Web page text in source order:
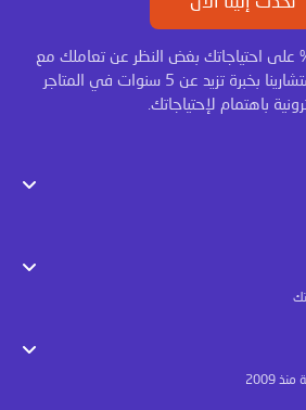
مكالمة تركز 100% على احتياجاتك بغض النظر عن تعاملك مع
تسوق، يستمع أحد مستشارينا بخبرة تزيد عن 5 سنوات في المتاجر
باهتمام لإحتياجاتك.
2009